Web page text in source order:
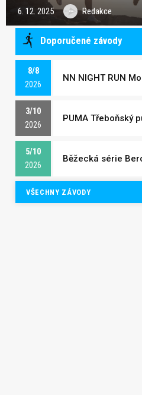
6. 12. 2025 Redakce
Doporučené závody
8/8
2026
NN NIGHT RUN
3/10
2026
PUMA Třeboňský
5/10
2026
Běžecká série
VŠECHNY ZÁVODY